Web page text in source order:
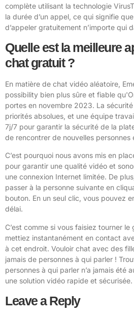
complète utilisant la technologie
la durée d’un appel, ce qui signifie
d’appeler gratuitement n’importe qui
Quelle est la meilleure
chat gratuit ?
En matière de chat vidéo aléatoire,
possibility bien plus sûre et fiable
portes en novembre 2023. La
priorités absolues, et une équipe
7j/7 pour garantir la sécurité de la
de rencontrer de nouvelles personnes
C’est pourquoi nous avons mis en
pour garantir une qualité vidéo et
une connexion Internet limitée. De
passer à la personne suivante en
bouton. En un seul clic, vous pouvez
délai.
C’est comme si vous faisiez tourner
mettiez instantanément en contact
à cet endroit. Vouloir chat avec des
jamais de personnes à qui parler !
personnes à qui parler n’a jamais été
une solution vidéo rapide et sécurisée.
Leave a Reply